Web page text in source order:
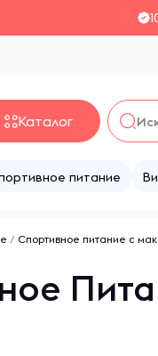
Каталог
питание
/ Спортивное питание с